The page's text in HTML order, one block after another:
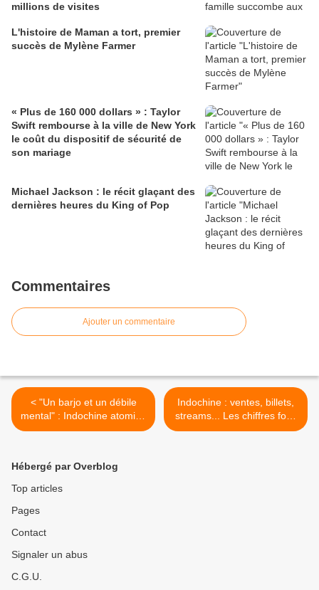
millions de visites
L'histoire de Maman a tort, premier
succès de Mylène Farmer
« Plus de 160 000 dollars » : Taylor
Swift rembourse à la ville de New York
le coût du dispositif de sécurité de
son mariage
Michael Jackson : le récit glaçant des
dernières heures du King of Pop
Commentaires
Ajouter un commentaire
< "Un barjo et un débile
mental" : Indochine atomise
Poutine et Trump en plein
Indochine : ventes, billets,
streams... Les chiffres fous
de l'album "Babel Babel" >
Hébergé par Overblog
Top articles
Pages
Contact
Signaler un abus
C.G.U.